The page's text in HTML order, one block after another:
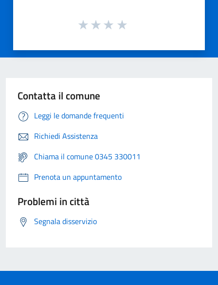
Contatta il comune
Leggi le domande frequenti
Richiedi Assistenza
Chiama il comune 0345 330011
Prenota un appuntamento
Problemi in città
Segnala disservizio